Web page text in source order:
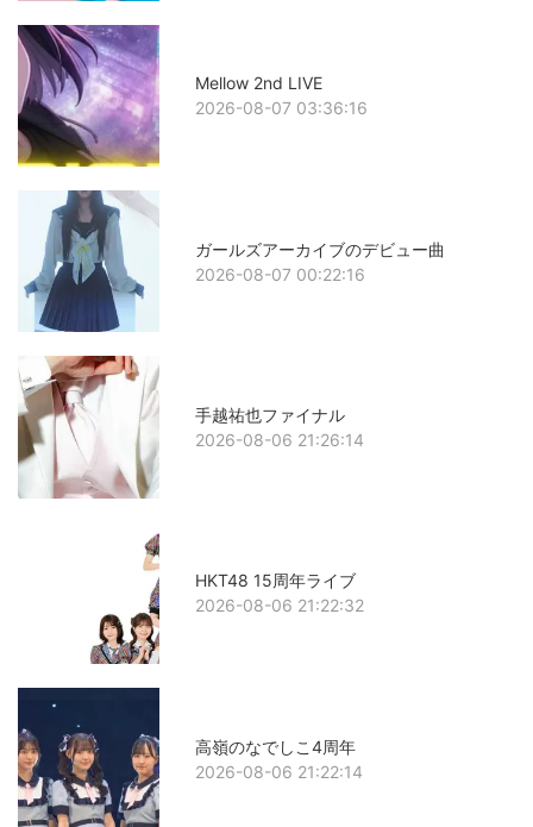
Mellow 2nd LIVE
2026-08-07 03:36:16
ガールズアーカイブのデビュー曲
2026-08-07 00:22:16
手越祐也ファイナル
2026-08-06 21:26:14
HKT48 15周年ライブ
2026-08-06 21:22:32
高嶺のなでしこ4周年
2026-08-06 21:22:14